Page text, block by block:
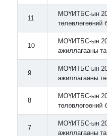
11
МОҮИТБС-ын
төлөвлөгөөний
10
МОҮИТБС-ын
ажиллагааны
9
МОҮИТБС-ын
ажиллагааны
8
МОҮИТБС-ын
төлөвлөгөөний
7
МОҮИТБС-ын
ажиллагааны